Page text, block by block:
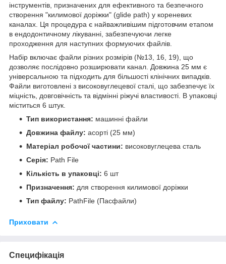
інструментів, призначених для ефективного та безпечного
створення "килимової доріжки" (glide path) у кореневих
каналах. Ця процедура є найважливішим підготовчим етапом
в ендодонтичному лікуванні, забезпечуючи легке
проходження для наступних формуючих файлів.
Набір включає файли різних розмірів (№13, 16, 19), що
дозволяє послідовно розширювати канал. Довжина 25 мм є
універсальною та підходить для більшості клінічних випадків.
Файли виготовлені з високовуглецевої сталі, що забезпечує їх
міцність, довговічність та відмінні ріжучі властивості. В упаковці
міститься 6 штук.
Тип використання: машинні файли
Довжина файлу: асорті (25 мм)
Матеріал робочої частини: високовуглецева сталь
Серія: Path File
Кількість в упаковці: 6 шт
Призначення: для створення килимової доріжки
Тип файлу: PathFile (Пасфайли)
Приховати
Специфікація